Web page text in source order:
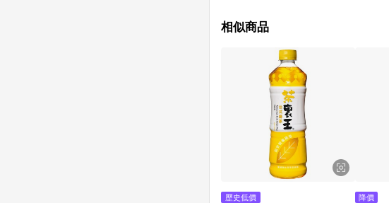
商家訂單頁面標示「LINE回饋」，若無
並依訂單成立時間當下LINE購物所設定
時間差，如顯示之商品規格、顏色、價
相似商品
歷史低價 降價